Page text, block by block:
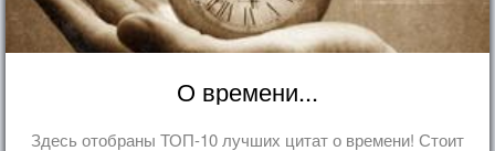
О времени...
Здесь отобраны ТОП-10 лучших цитат о времени! Стоит